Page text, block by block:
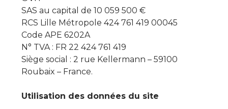
SAS au capital de 10 059 500 €
RCS Lille Métropole 424 761 419 00045
Code APE 6202A
N° TVA : FR 22 424 761 419
Siège social : 2 rue Kellermann – 59100
Roubaix – France.
Utilisation des données du site